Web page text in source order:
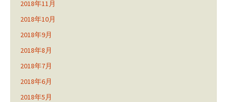
2018年11月
2018年10月
2018年9月
2018年8月
2018年7月
2018年6月
2018年5月